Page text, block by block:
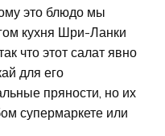
это блюдо мы
кухня Шри-Ланки
что этот салат явно
для его
пряности, но их
супермаркете или